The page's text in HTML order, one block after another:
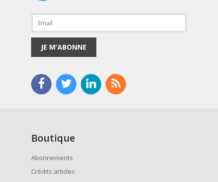
JE M'ABONNE
Boutique
Abonnements
Crédits articles